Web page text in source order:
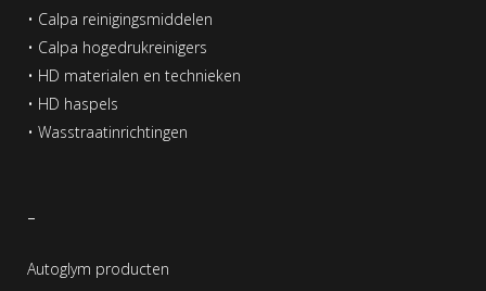
• Calpa reinigingsmiddelen
• Calpa hogedrukreinigers
• HD materialen en technieken
• HD haspels
• Wasstraatinrichtingen
–
Autoglym producten